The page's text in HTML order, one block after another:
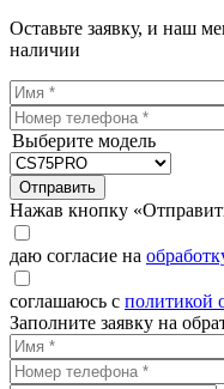
Оставьте заявку, и наш
наличии
Выберите модель
Отправить
Нажав кнопку
даю согласие на
соглашаюсь с политикой
Заполните заявку на